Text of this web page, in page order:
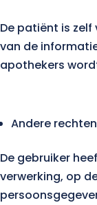
De patiënt is
van de
apothekers
Andere rechten
De gebruiker
verwerking, op